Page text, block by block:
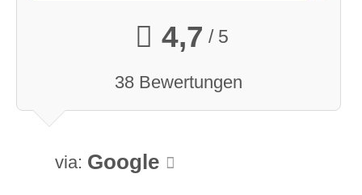
4,7 / 5
38 Bewertungen
via: Google